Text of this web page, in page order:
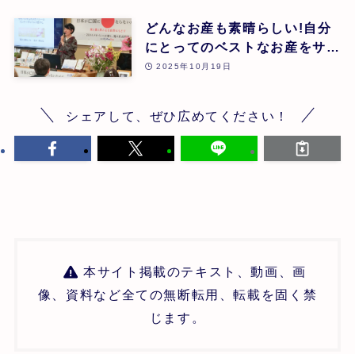
どんなお産も素晴らしい!自分
にとってのベストなお産をサポ
ートするホメオパシーとインナ
2025年10月19日
シェアして、ぜひ広めてください！
本サイト掲載のテキスト、動画、画
像、資料など全ての無断転用、転載を固く禁
じます。